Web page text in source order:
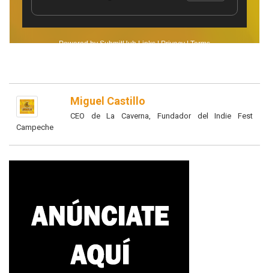
Miguel Castillo
CEO de La Caverna, Fundador del Indie Fest
Campeche